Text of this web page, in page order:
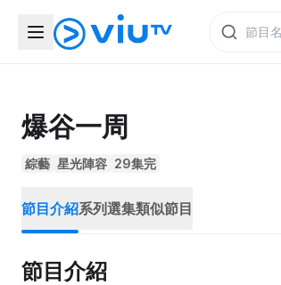
爆谷一周
綜藝 星光陣容 29集完
節目介紹系列選集類似節目
節目介紹